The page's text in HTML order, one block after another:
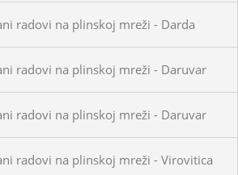
radovi na plinskoj mreži - Darda
radovi na plinskoj mreži - Daruvar
radovi na plinskoj mreži - Daruvar
radovi na plinskoj mreži - Virovitica